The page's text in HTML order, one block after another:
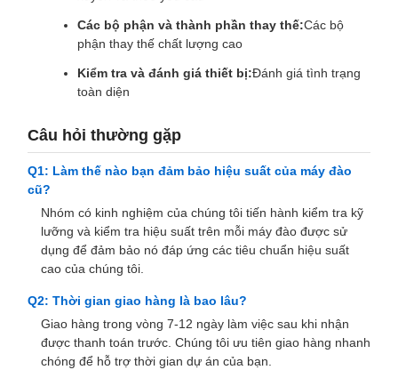
Các bộ phận và thành phần thay thế:Các bộ
phận thay thế chất lượng cao
Kiểm tra và đánh giá thiết bị:Đánh giá tình trạng
toàn diện
Câu hỏi thường gặp
Q1: Làm thế nào bạn đảm bảo hiệu suất của máy đào
cũ?
Nhóm có kinh nghiệm của chúng tôi tiến hành kiểm tra kỹ
lưỡng và kiểm tra hiệu suất trên mỗi máy đào được sử
dụng để đảm bảo nó đáp ứng các tiêu chuẩn hiệu suất
cao của chúng tôi.
Q2: Thời gian giao hàng là bao lâu?
Giao hàng trong vòng 7-12 ngày làm việc sau khi nhận
được thanh toán trước. Chúng tôi ưu tiên giao hàng nhanh
chóng để hỗ trợ thời gian dự án của bạn.